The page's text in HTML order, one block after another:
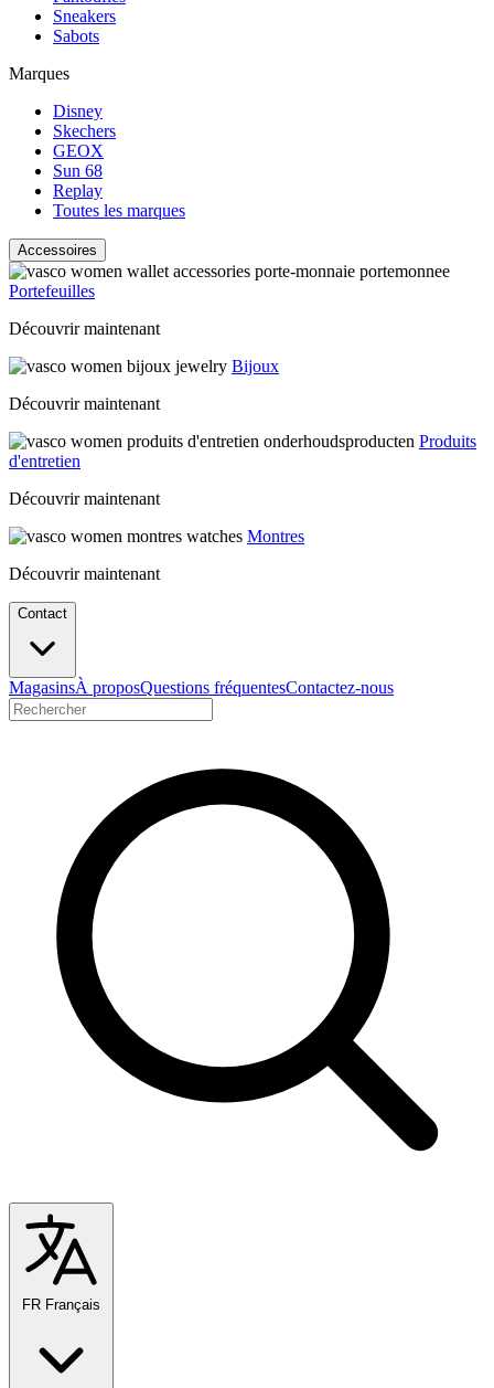
Sneakers
Sabots
Marques
Disney
Skechers
GEOX
Sun 68
Replay
Toutes les marques
Accessoires
Portefeuilles
Découvrir maintenant
Bijoux
Découvrir maintenant
Produits
d'entretien
Découvrir maintenant
Montres
Découvrir maintenant
Contact
MagasinsÀ proposQuestions fréquentesContactez-nous
FR Français